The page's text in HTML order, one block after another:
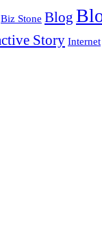
Biz Stone Blog
Story Internet